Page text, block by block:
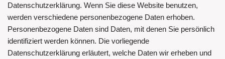
Datenschutzerklärung. Wenn Sie diese Website benutzen,
werden verschiedene personenbezogene Daten erhoben.
Personenbezogene Daten sind Daten, mit denen Sie persönlich
identifiziert werden können. Die vorliegende
Datenschutzerklärung erläutert, welche Daten wir erheben und